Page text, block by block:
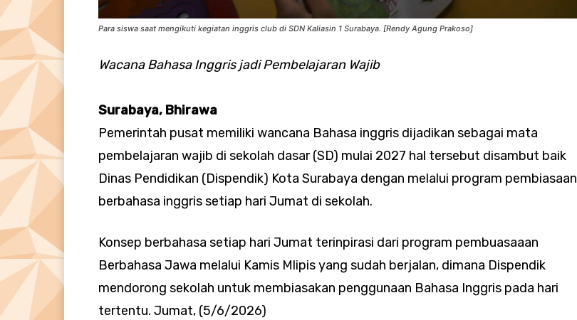
Para siswa saat mengikuti kegiatan inggris club di SDN Kaliasin 1 Surabaya. [Rendy Agung Prakoso]
Wacana Bahasa Inggris jadi Pembelajaran Wajib
Surabaya, Bhirawa
Pemerintah pusat memiliki wancana Bahasa inggris dijadikan sebagai mata
pembelajaran wajib di sekolah dasar (SD) mulai 2027 hal tersebut disambut baik
Dinas Pendidikan (Dispendik) Kota Surabaya dengan melalui program pembiasaan
berbahasa inggris setiap hari Jumat di sekolah.
Konsep berbahasa setiap hari Jumat terinpirasi dari program pembuasaaan
Berbahasa Jawa melalui Kamis Mlipis yang sudah berjalan, dimana Dispendik
mendorong sekolah untuk membiasakan penggunaan Bahasa Inggris pada hari
tertentu. Jumat, (5/6/2026)